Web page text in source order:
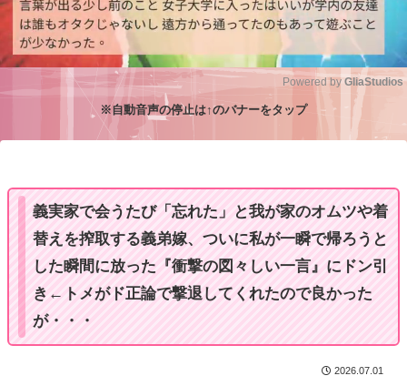
Powered by GliaStudios
※自動音声の停止は↑のバナーをタップ
義実家で会うたび「忘れた」と我が家のオムツや着
替えを搾取する義弟嫁、ついに私が一瞬で帰ろうと
した瞬間に放った『衝撃の図々しい一言』にドン引
き←トメがド正論で撃退してくれたので良かった
が・・・
2026.07.01